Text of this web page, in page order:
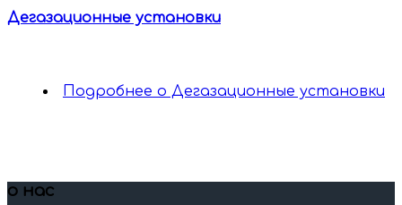
Дегазационные установки
Подробнее о Дегазационные установки
о нас